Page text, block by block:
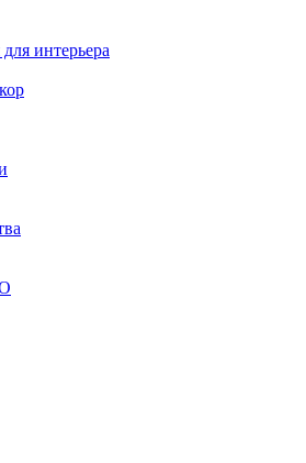
интерьера